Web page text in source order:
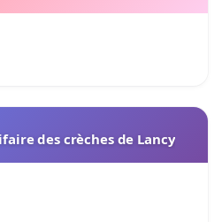
des crèches de Lancy